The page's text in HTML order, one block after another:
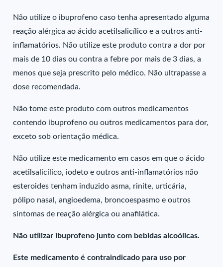
Não utilize o ibuprofeno caso tenha apresentado alguma
reação alérgica ao ácido acetilsalicílico e a outros anti-
inflamatórios. Não utilize este produto contra a dor por
mais de 10 dias ou contra a febre por mais de 3 dias, a
menos que seja prescrito pelo médico. Não ultrapasse a
dose recomendada.
Não tome este produto com outros medicamentos
contendo ibuprofeno ou outros medicamentos para dor,
exceto sob orientação médica.
Não utilize este medicamento em casos em que o ácido
acetilsalicílico, iodeto e outros anti-inflamatórios não
esteroides tenham induzido asma, rinite, urticária,
pólipo nasal, angioedema, broncoespasmo e outros
sintomas de reação alérgica ou anafilática.
Não utilizar ibuprofeno junto com bebidas alcoólicas.
Este medicamento é contraindicado para uso por